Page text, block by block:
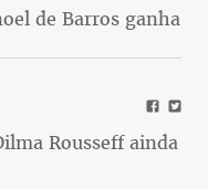
de Barros ganha
Rousseff ainda